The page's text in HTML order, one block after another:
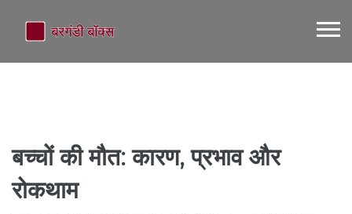
बच्चों की मौत: कारण, प्रभाव और
रोकथाम